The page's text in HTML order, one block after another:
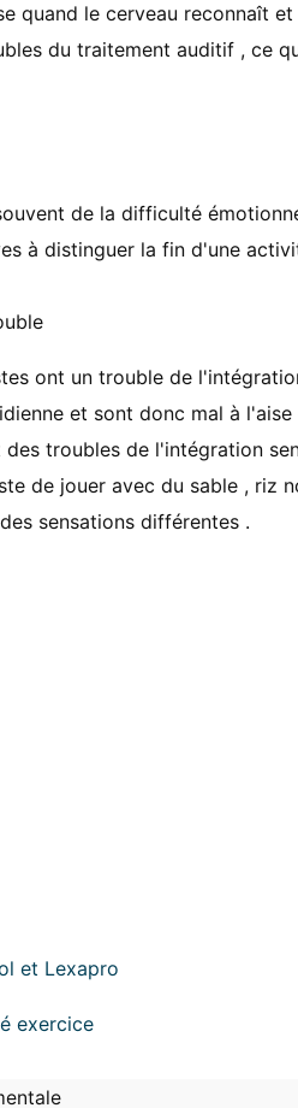
quand le cerveau reconnaît
du traitement auditif , ce
de la difficulté
à distinguer la fin d'une
ont un trouble de
et sont donc mal à
troubles de l'intégration
de jouer avec du sable , riz
sensations différentes .
et Lexapro
exercice